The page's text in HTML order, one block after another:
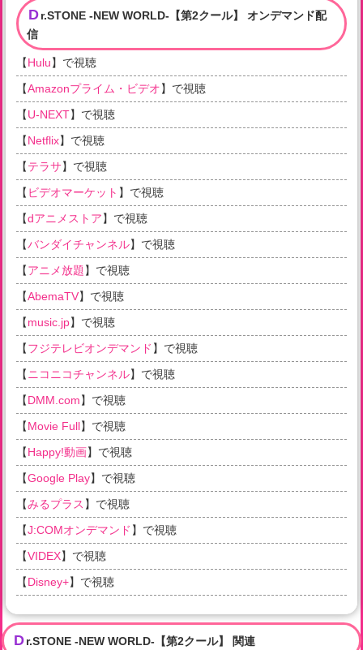
Dr.STONE -NEW WORLD-【第2クール】 オンデマンド配
信
【Hulu】で視聴
【Amazonプライム・ビデオ】で視聴
【U-NEXT】で視聴
【Netflix】で視聴
【テラサ】で視聴
【 ビデオマーケット 】で視聴
【dアニメストア】で視聴
【バンダイチャンネル】で視聴
【アニメ放題】で視聴
【AbemaTV】で視聴
【music.jp】で視聴
【フジテレビオンデマンド 】で視聴
【ニコニコチャンネル】で視聴
【DMM.com】で視聴
【Movie Full】で視聴
【Happy!動画】で視聴
【Google Play】で視聴
【みるプラス 】で視聴
【J:COMオンデマンド 】で視聴
【VIDEX】で視聴
【Disney+】で視聴
Dr.STONE -NEW WORLD-【第2クール】 関連